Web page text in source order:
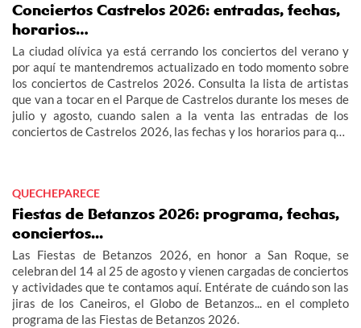
Conciertos Castrelos 2026: entradas, fechas,
horarios…
La ciudad olívica ya está cerrando los conciertos del verano y
por aquí te mantendremos actualizado en todo momento sobre
los conciertos de Castrelos 2026. Consulta la lista de artistas
que van a tocar en el Parque de Castrelos durante los meses de
julio y agosto, cuando salen a la venta las entradas de los
conciertos de Castrelos 2026, las fechas y los horarios para que
QUECHEPARECE
Fiestas de Betanzos 2026: programa, fechas,
conciertos...
Las Fiestas de Betanzos 2026, en honor a San Roque, se
celebran del 14 al 25 de agosto y vienen cargadas de conciertos
y actividades que te contamos aquí. Entérate de cuándo son las
jiras de los Caneiros, el Globo de Betanzos... en el completo
programa de las Fiestas de Betanzos 2026.